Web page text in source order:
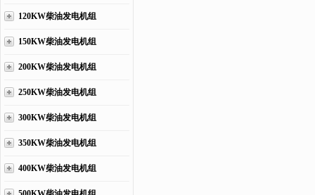
120KW柴油发电机组
150KW柴油发电机组
200KW柴油发电机组
250KW柴油发电机组
300KW柴油发电机组
350KW柴油发电机组
400KW柴油发电机组